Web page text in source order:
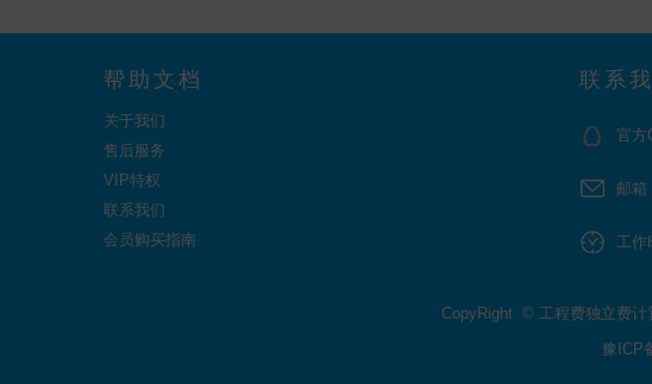
帮助文档
关于我们
售后服务
VIP特权
联系我们
会员购买指南
联系
官方
邮箱
工作
CopyRight © 工程费独立费计
豫ICP